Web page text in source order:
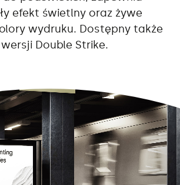
efekt świetlny oraz żywe
wydruku. Dostępny także
Double Strike.